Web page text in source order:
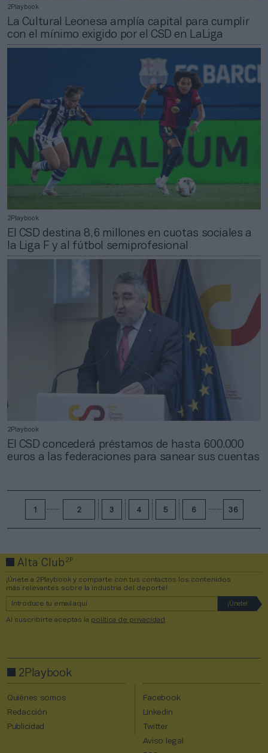
2Playbook
La Cultural Leonesa amplía capital para cumplir
con el mínimo exigido por el CSD en LaLiga
2Playbook
El CSD destina 8,6 millones en cuotas sociales a
la Liga F y al fútbol semiprofesional
2Playbook
El CSD concederá préstamos de hasta 600.000
euros a las federaciones para sanear sus cuentas
1 2 3 4 5 6 36
Alta Club2P
¡Únete a 2Playbook y comparte con tus contactos los contenidos
más relevantes sobre la industria del deporte!
Al suscribirte aceptas la política de privacidad
2Playbook
Quiénes somos
Redacción
Publicidad
Facebook
Linkedin
Twitter
Aviso legal